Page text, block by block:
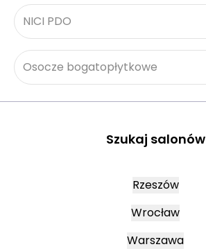
NICI PDO
Osocze bogatopłytkowe
Szukaj salonów
Rzeszów
Wrocław
Warszawa